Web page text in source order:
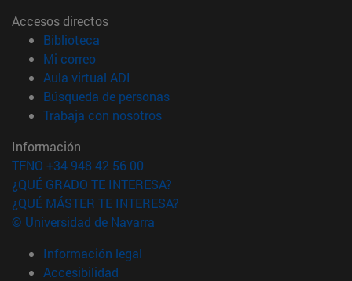
Accesos directos
Biblioteca
Mi correo(abre en nueva ventana)
Aula virtual ADI
Búsqueda de personas(abre en nueva ventana)
Trabaja con nosotros(abre en nueva ventana)
Información
TFNO +34 948 42 56 00
¿QUÉ GRADO TE INTERESA?
¿QUÉ MÁSTER TE INTERESA?
© Universidad de Navarra
Información legal
Accesibilidad